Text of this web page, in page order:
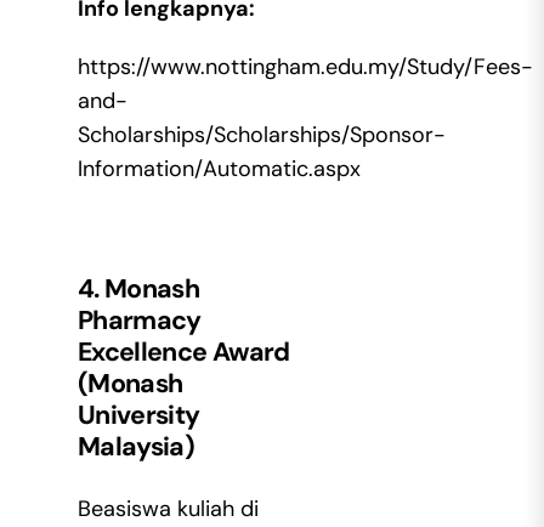
Info lengkapnya:
https://www.nottingham.edu.my/Study/Fees-
and-
Scholarships/Scholarships/Sponsor-
Information/Automatic.aspx
4. Monash
Pharmacy
Excellence Award
(Monash
University
Malaysia)
Beasiswa kuliah di